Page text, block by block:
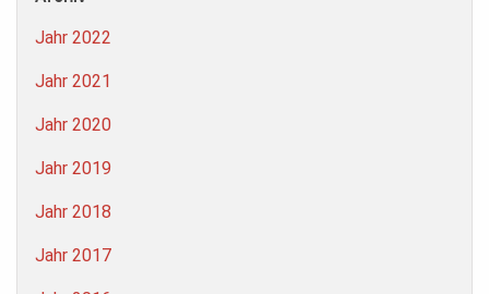
Jahr 2022
Jahr 2021
Jahr 2020
Jahr 2019
Jahr 2018
Jahr 2017